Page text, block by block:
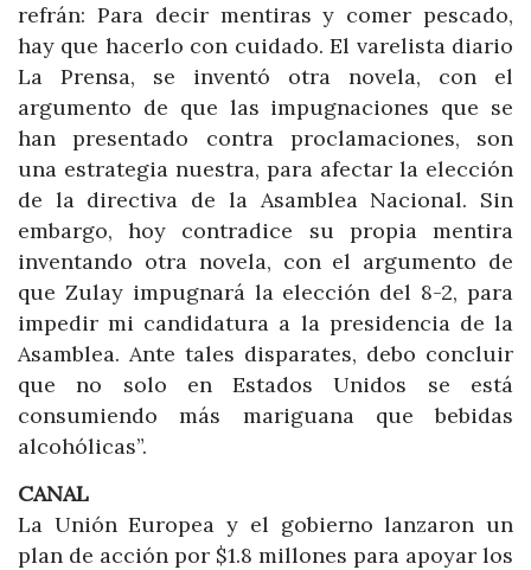
refrán: Para decir mentiras y comer pescado,
hay que hacerlo con cuidado. El varelista diario
La Prensa, se inventó otra novela, con el
argumento de que las impugnaciones que se
han presentado contra proclamaciones, son
una estrategia nuestra, para afectar la elección
de la directiva de la Asamblea Nacional. Sin
embargo, hoy contradice su propia mentira
inventando otra novela, con el argumento de
que Zulay impugnará la elección del 8-2, para
impedir mi candidatura a la presidencia de la
Asamblea. Ante tales disparates, debo concluir
que no solo en Estados Unidos se está
consumiendo más mariguana que bebidas
alcohólicas”.
CANAL
La Unión Europea y el gobierno lanzaron un
plan de acción por $1.8 millones para apoyar los